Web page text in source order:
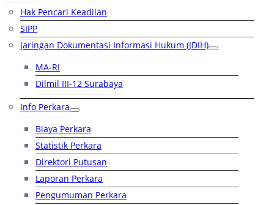
Hak Pencari Keadilan
SIPP
Jaringan Dokumentasi Informasi Hukum (JDIH)
MA-RI
Dilmil III-12 Surabaya
Info Perkara
Biaya Perkara
Statistik Perkara
Direktori Putusan
Laporan Perkara
Pengumuman Perkara